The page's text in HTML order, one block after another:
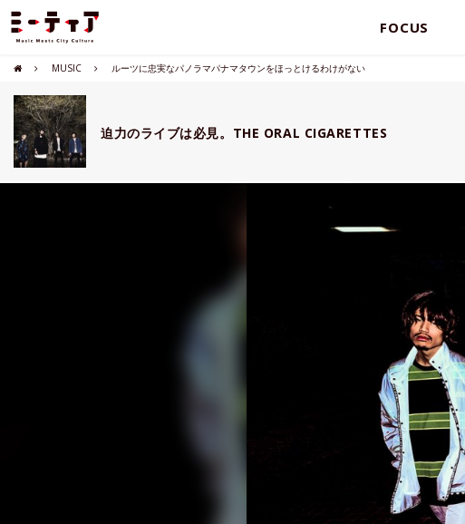
FOCUS
MUSIC ルーツに忠実なパノラマパナマタウンをほっとけるわけがない
迫力のライブは必見。THE ORAL CIGARETTES